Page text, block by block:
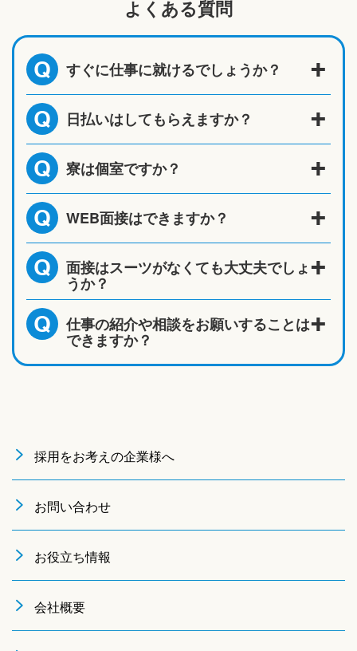
よくある質問
Q すぐに仕事に就けるでしょうか？
Q 日払いはしてもらえますか？
Q 寮は個室ですか？
Q WEB面接はできますか？
Q 面接はスーツがなくても大丈夫でしょ
うか？
Q 仕事の紹介や相談をお願いすることは
できますか？
採用をお考えの企業様へ
お問い合わせ
お役立ち情報
会社概要